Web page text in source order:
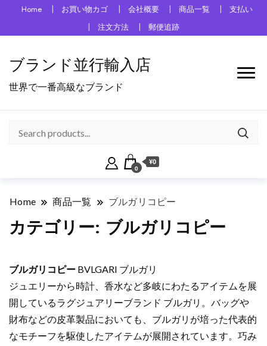
Home お買い物カゴ 会社概要 商品一覧
支払い
注文方法
郵便追跡
ブランド並行輸入店
世界で一番高級なブランド
0
¥0
Home 商品一覧 ブルガリコピー
カテゴリー: ブルガリコピー
ブルガリコピー BVLGARI ブルガリ
ジュエリーから時計、香水など多岐にわたるアイテムを展
開しているラグジュアリーブランド ブルガリ。バッグや
財布などの皮革製品においても、ブルガリが培った代表的
なモチーフを駆使したアイテムが展開されています。巧み